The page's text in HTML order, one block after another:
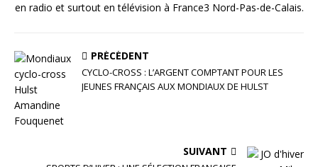
en radio et surtout en télévision à France3 Nord-Pas-de-Calais.
PRÉCÉDENT
CYCLO-CROSS : L’ARGENT COMPTANT POUR LES
JEUNES FRANÇAIS AUX MONDIAUX DE HULST
SUIVANT